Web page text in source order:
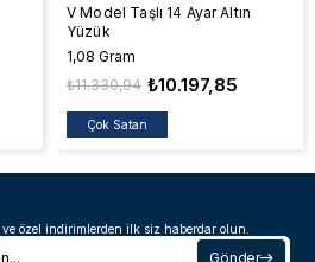
V Model Taşlı 14 Ayar Altın
Yüzük
1,08 Gram
₺10.197,85
₺11.330,94
Çok Satan
özel indirimlerden ilk siz haberdar olun.
Gönder